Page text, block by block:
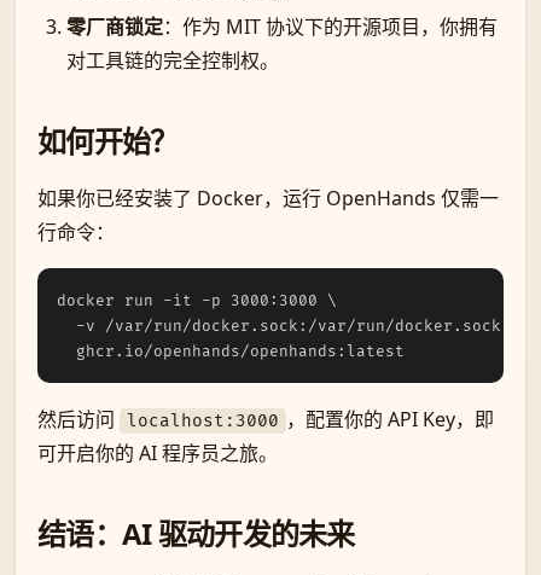
零厂商锁定：作为 MIT 协议下的开源项目，你拥有
对工具链的完全控制权。
如何开始？
如果你已经安装了 Docker，运行 OpenHands 仅需一
行命令：
docker run -it -p 3000:3000 \
  -v /var/run/docker.sock:/var/run/docker.sock \
然后访问 localhost:3000 ，配置你的 API Key，即
可开启你的 AI 程序员之旅。
结语：AI 驱动开发的未来